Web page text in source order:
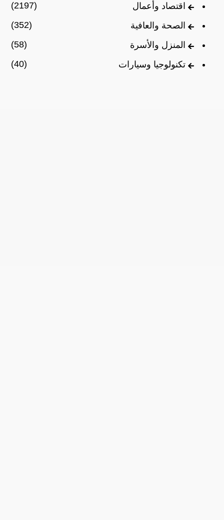
اقتصاد وأعمال
(2197)
الصحة والعافية
(352)
المنزل والأسرة
(58)
تكنولوجيا وسيارات
(40)